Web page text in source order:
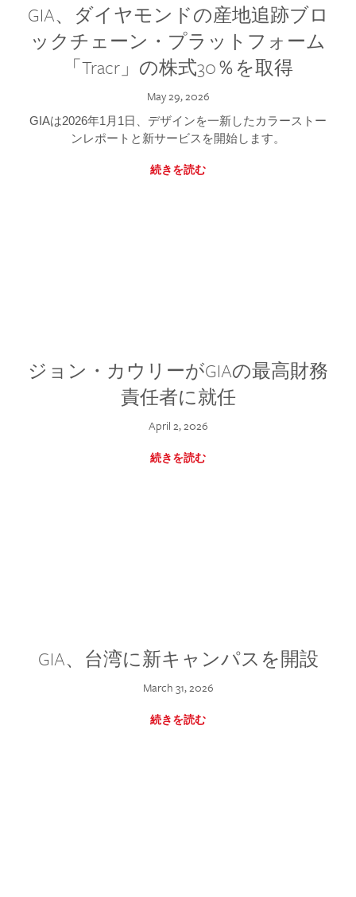
GIA、ダイヤモンドの産地追跡ブロ
ックチェーン・プラットフォーム
「Tracr」の株式30％を取得
May 29, 2026
GIAは2026年1月1日、デザインを一新したカラーストー
ンレポートと新サービスを開始します。
続きを読む
ジョン・カウリーがGIAの最高財務
責任者に就任
April 2, 2026
続きを読む
GIA、台湾に新キャンパスを開設
March 31, 2026
続きを読む